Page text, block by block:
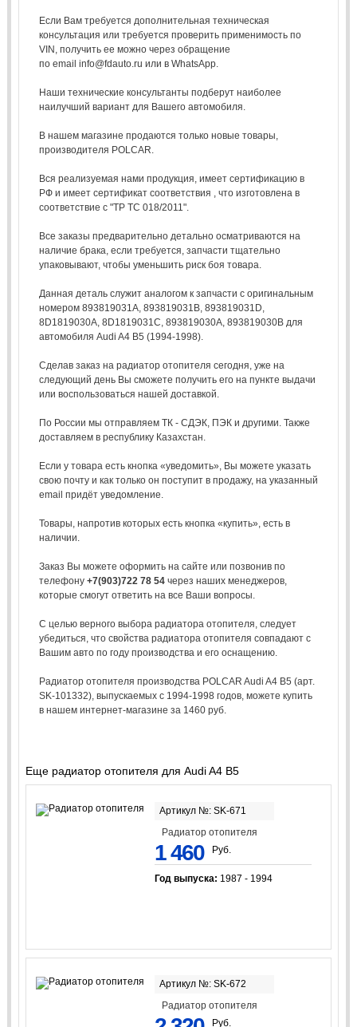
Если Вам требуется дополнительная техническая
консультация или требуется проверить применимость по
VIN, получить ее можно через обращение
по email info@fdauto.ru или в WhatsApp.
Наши технические консультанты подберут наиболее
наилучший вариант для Вашего автомобиля.
В нашем магазине продаются только новые товары,
производителя POLCAR.
Вся реализуемая нами продукция, имеет сертификацию в
РФ и имеет сертификат соответствия , что изготовлена в
соответствие с "ТР ТС 018/2011".
Все заказы предварительно детально осматриваются на
наличие брака, если требуется, запчасти тщательно
упаковывают, чтобы уменьшить риск боя товара.
Данная деталь служит аналогом к запчасти с оригинальным
номером 893819031A, 893819031B, 893819031D,
8D1819030A, 8D1819031C, 893819030A, 893819030B для
автомобиля Audi A4 B5 (1994-1998).
Сделав заказ на радиатор отопителя сегодня, уже на
следующий день Вы сможете получить его на пункте выдачи
или воспользоваться нашей доставкой.
По России мы отправляем ТК - СДЭК, ПЭК и другими. Также
доставляем в республику Казахстан.
Если у товара есть кнопка «уведомить», Вы можете указать
свою почту и как только он поступит в продажу, на указанный
email придёт уведомление.
Товары, напротив которых есть кнопка «купить», есть в
наличии.
Заказ Вы можете оформить на сайте или позвонив по
телефону +7(903)722 78 54через наших менеджеров,
которые смогут ответить на все Ваши вопросы.
С целью верного выбора радиатора отопителя, следует
убедиться, что свойства радиатора отопителя совпадают с
Вашим авто по году производства и его оснащению.
Радиатор отопителя производства POLCAR Audi A4 B5 (арт.
SK-101332), выпускаемых с 1994-1998 годов, можете купить
в нашем интернет-магазине за 1460 руб.
Еще радиатор отопителя для Audi A4 B5
Артикул №: SK-671
Радиатор отопителя
1 460 Руб.
Год выпуска: 1987 - 1994
Артикул №: SK-672
Радиатор отопителя
Руб.